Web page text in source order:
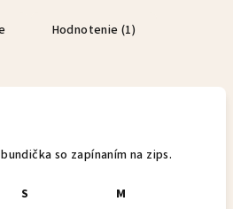
Hodnotenie (1)
so zapínaním na zips.
S M